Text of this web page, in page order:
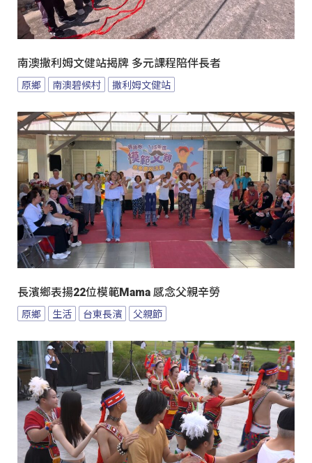
南澳撒利姆文健站揭牌 多元課程陪伴長者
原鄉 南澳碧候村 撒利姆文健站
長濱鄉表揚22位模範Mama 感念父親辛勞
原鄉 生活 台東長濱 父親節